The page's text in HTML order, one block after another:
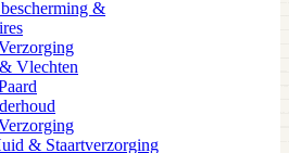
&
Vlechten
& Staartverzorging